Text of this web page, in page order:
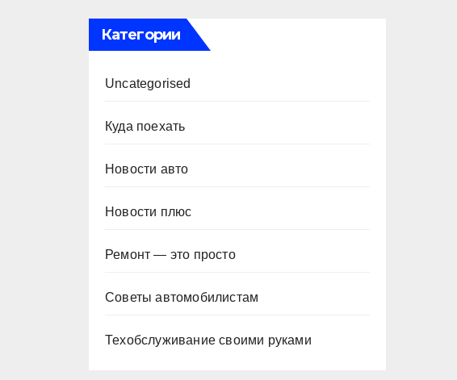
Категории
Uncategorised
Куда поехать
Новости авто
Новости плюс
Ремонт — это просто
Советы автомобилистам
Техобслуживание своими руками